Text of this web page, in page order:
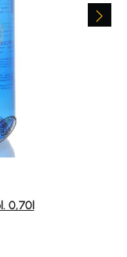
5 Sternen
0,70l